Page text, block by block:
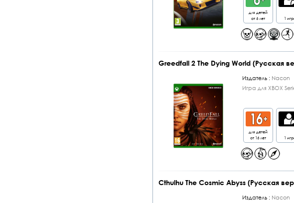
для детей
от 6 лет
1
Greedfall 2 The Dying World (Русская
Издатель : Nacon
Игра для XBOX
для детей
от 16 лет
1
Cthulhu The Cosmic Abyss (Русская
Издатель : Nacon